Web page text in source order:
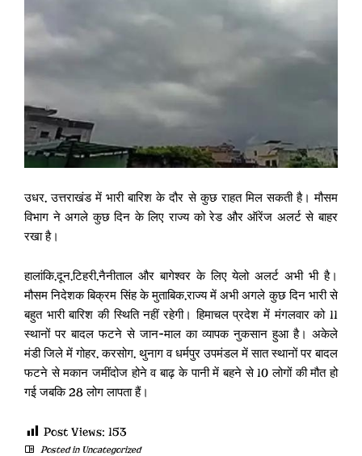
उधर, उत्तराखंड में भारी बारिश के दौर से कुछ राहत मिल सकती है। मौसम
विभाग ने अगले कुछ दिन के लिए राज्य को रेड और ऑरेंज अलर्ट से बाहर
रखा है।
हालांकि,दून,टिहरी,नैनीताल और बागेश्वर के लिए येलो अलर्ट अभी भी है।
मौसम निदेशक बिक्रम सिंह के मुताबिक,राज्य में अभी अगले कुछ दिन भारी से
बहुत भारी बारिश की स्थिति नहीं रहेगी। हिमाचल प्रदेश में मंगलवार को 11
स्थानों पर बादल फटने से जान-माल का व्यापक नुकसान हुआ है। अकेले
मंडी जिले में गोहर, करसोग, थुनाग व धर्मपुर उपमंडल में सात स्थानों पर बादल
फटने से मकान जमींदोज होने व बाढ़ के पानी में बहने से 10 लोगों की मौत हो
गई जबकि 28 लोग लापता हैं।
Post Views: 153
Posted in Uncategorized